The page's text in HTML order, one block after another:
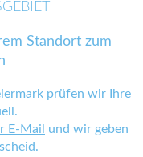
Standort zum
prüfen wir Ihre
E-Mail
und wir geben